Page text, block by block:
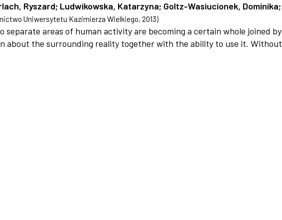
Ryszard; Ludwikowska, Katarzyna; Goltz-Wasiucionek, Dominika;
Uniwersytetu Kazimierza Wielkiego, 2013)
separate areas of human activity are becoming a certain whole joined by
about the surrounding reality together with the ability to use it. Without